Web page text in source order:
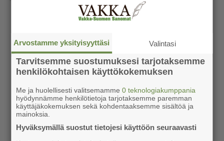
Arvostamme yksityisyyttäsi Valintasi
Tarvitsemme suostumuksesi tarjotaksemme
henkilökohtaisen käyttökokemuksen
Me ja huolellisesti valitsemamme0 teknologiakumppania
hyödynnämme henkilötietoja tarjotaksemme paremman
käyttäjäkokemuksen sekä kohdentaaksemme sisältöä ja
mainoksia.
Hyväksymällä suostut tietojesi käyttöön seuraavasti